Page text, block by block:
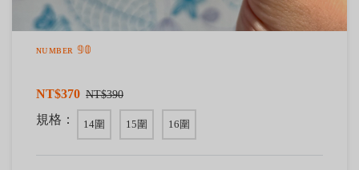
ɴᴜᴍʙᴇʀ 𝟡𝟘
NT$370 NT$390
規格： 14圍 15圍 16圍